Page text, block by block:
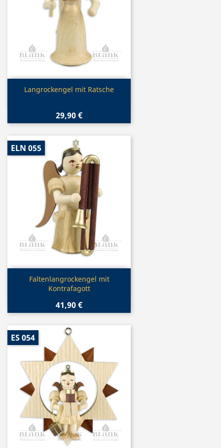
Vorschau
Langrockengel mit Ratsche
29,90 €
Vorschau
Faltenlangrockengel mit
Kontrafagott
41,90 €
ELN 055
ES 054